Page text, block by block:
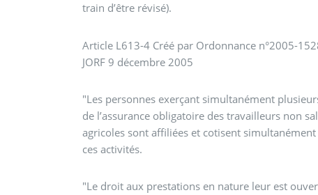
train d’être révisé).
Article L613-4 Créé par Ordonnance n°2005-
JORF 9 décembre 2005
"Les personnes exerçant simultanément
de l’assurance obligatoire des travailleurs non
agricoles sont affiliées et cotisent
ces activités.
"Le droit aux prestations en nature leur est